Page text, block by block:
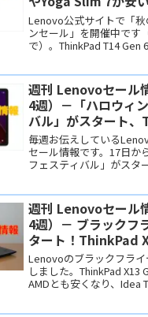
レード特典でSSD増
Lenovo公式サイトで「
ンセール」を開催中です
で）。ThinkPad T14 Gen
Gen 10などが非常に安
か、SSD増量が実質無料
ーンもやっていますよ！
週刊 Lenovoセール
4週）－「ハロウィ
バル」がスタート
Yogaシリーズにお
毎週お伝えしている
セール情報です。17日か
フェスティバル」がスタ
アップや週替りセール、
特典が用意されています
P14s/P16s、Yoga Slim 7
ックアップして紹介しま
週刊 Lenovoセール
4週）－ ブラックフ
タート！ThinkPad
さらに安くなりまし
Lenovoのブラックフラ
しました。ThinkPad X13
AMDとも安くなり、Idea
ブレットも割引になって